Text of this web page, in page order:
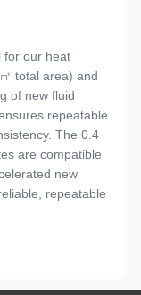
for our heat
total area) and
of new fluid
repeatable
The 0.4
are compatible
new
repeatable